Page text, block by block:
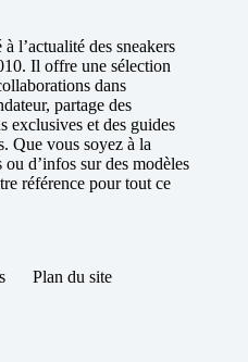
l’actualité des sneakers
Il offre une sélection
dans
partage des
exclusives et des guides
Que vous soyez à la
d’infos sur des modèles
référence pour tout ce
Plan du site